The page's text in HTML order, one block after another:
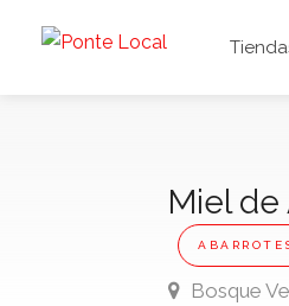
Miel de
Bosque